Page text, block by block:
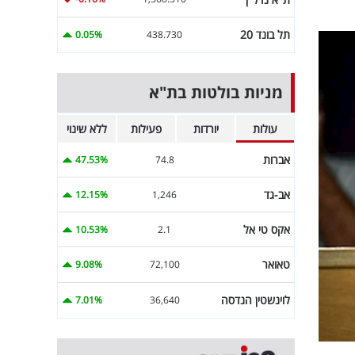
תל בונד 20 438.730
0.05%
מניות בולטות בת"א
עולות יורדות פעילות ללא שינוי
אברות 74.8
47.53%
אב-גד 1,246
12.15%
אקס טי אל 2.1
10.53%
טאואר 72,100
9.08%
לוינשטין הנדסה 36,640
7.01%